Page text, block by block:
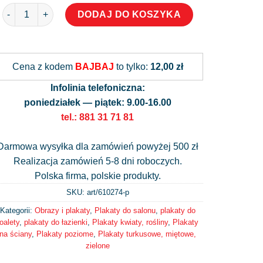
ilość Kropelki wody na trawie jako plakat
DODAJ DO KOSZYKA
Cena z kodem BAJBAJ to tylko: 12,00 zł
Infolinia telefoniczna:
poniedziałek — piątek: 9.00-16.00
tel.: 881 31 71 81
wysyłka dla zamówień powyżej 500 zł
Realizacja zamówień 5-8 dni roboczych.
Polska firma, polskie produkty.
SKU: art/610274-p
Kategorii: Obrazy i plakaty, Plakaty do salonu, plakaty do
, plakaty do łazienki Plakaty kwiaty, rośliny, Plakaty
ściany, Plakaty poziome, Plakaty turkusowe, miętowe,
zielone